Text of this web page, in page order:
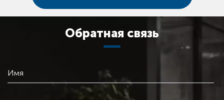
Обратная связь
Имя